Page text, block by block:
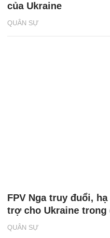
QUÂN SỰ
của Ukraine
QUÂN SỰ
FPV Nga truy đuổi,
trợ cho Ukraine trong